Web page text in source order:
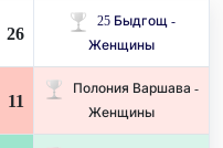
26
25 Быдгощ -
Женщины
11
Полония Варшава -
Женщины